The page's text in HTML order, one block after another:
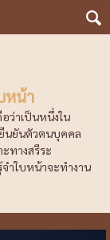
หน้า
ว่าเป็นหนึ่งใน
นยันตัวตนบุคคล
ทางสรีระ
ำใบหน้าจะทำงาน